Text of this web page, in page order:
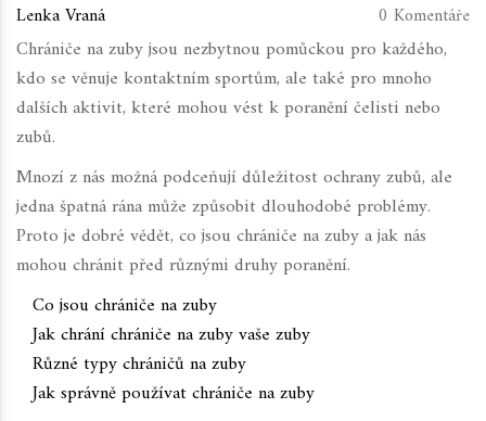
Lenka Vraná 0 Komentáře
Chrániče na zuby jsou nezbytnou pomůckou pro každého,
kdo se věnuje kontaktním sportům, ale také pro mnoho
dalších aktivit, které mohou vést k poranění čelisti nebo
zubů.
Mnozí z nás možná podceňují důležitost ochrany zubů, ale
jedna špatná rána může způsobit dlouhodobé problémy.
Proto je dobré vědět, co jsou chrániče na zuby a jak nás
mohou chránit před různými druhy poranění.
Co jsou chrániče na zuby
Jak chrání chrániče na zuby vaše zuby
Různé typy chráničů na zuby
Jak správně používat chrániče na zuby